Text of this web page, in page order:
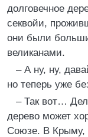
долговечное
секвойи,
они были
великанами.
– А ну, ну,
но теперь уже
– Так вот…
дерево может
Союзе. В Крыму,